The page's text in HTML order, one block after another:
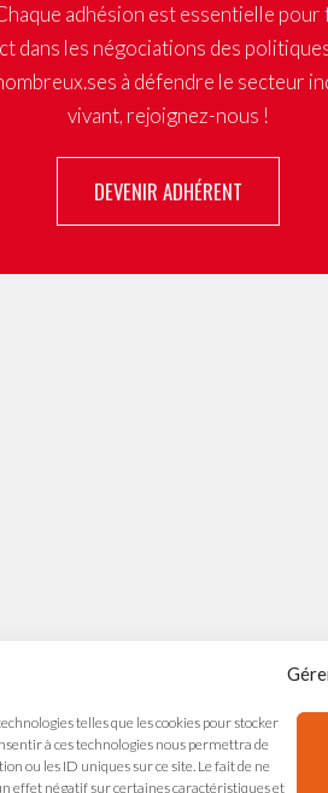
telles que les cookies pour stocker
à ces technologies nous permettra de
ou les ID uniques sur ce site. Le fait de ne
effet négatif sur certaines caractéristiques et
adhésion est essentielle
dans les négociations des
à défendre le secteur
vivant, rejoignez-nous !
DEVENIR ADHÉRENT
165 avenue du Maréchal de Saxe
69003 LYON